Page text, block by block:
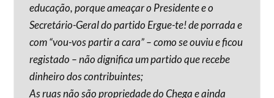
educação, porque ameaçar o Presidente e o
Secretário-Geral do partido Ergue-te! de porrada e
com “vou-vos partir a cara” – como se ouviu e ficou
registado – não dignifica um partido que recebe
dinheiro dos contribuintes;
As ruas não são propriedade do Chega e ainda